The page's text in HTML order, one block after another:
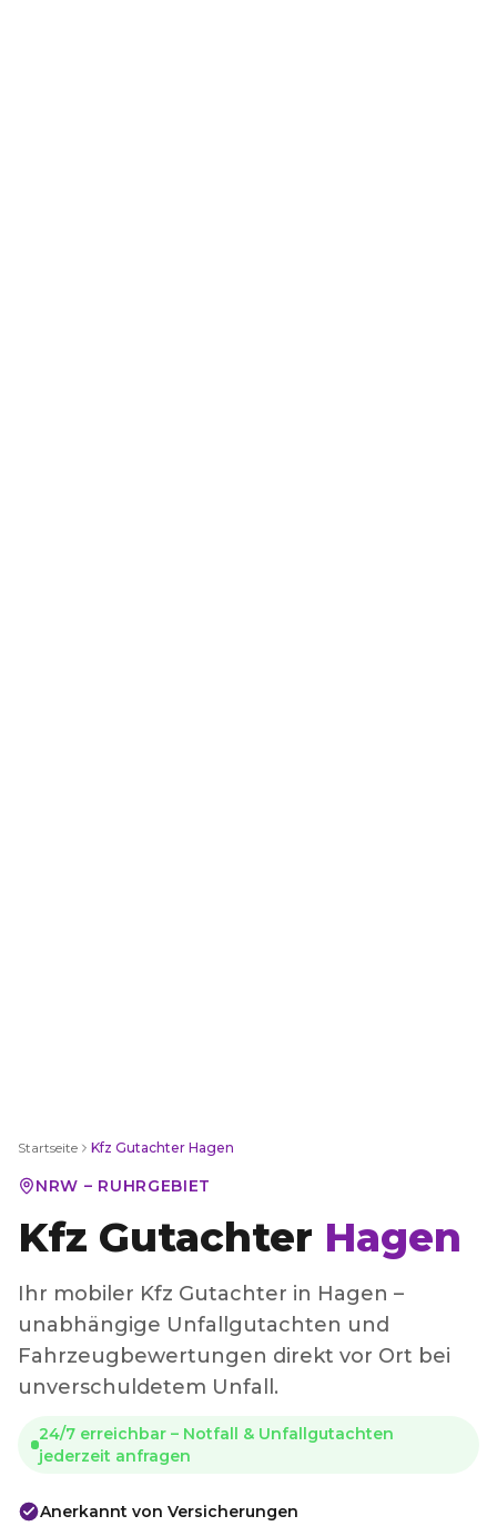
Startseite Kfz Gutachter Hagen
NRW – RUHRGEBIET
Kfz Gutachter Hagen
Ihr mobiler Kfz Gutachter in Hagen –
unabhängige Unfallgutachten und
Fahrzeugbewertungen direkt vor Ort bei
unverschuldetem Unfall.
24/7 erreichbar – Notfall & Unfallgutachten
jederzeit anfragen
Anerkannt von Versicherungen